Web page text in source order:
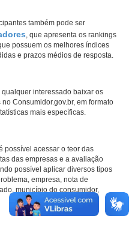
também pode ser
, que apresenta os rankings
possuem os melhores índices
e prazos médios de resposta.
qualquer interessado baixar os
Consumidor.gov.br, em formato
mais específicas.
possível acessar o teor das
das empresas e a avaliação
possível aplicar diversos tipos
empresa, nota de
município do consumidor,